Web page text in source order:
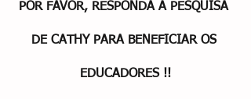
POR FAVOR, RESPONDA À PESQUISA
DE CATHY PARA BENEFICIAR OS
EDUCADORES !!